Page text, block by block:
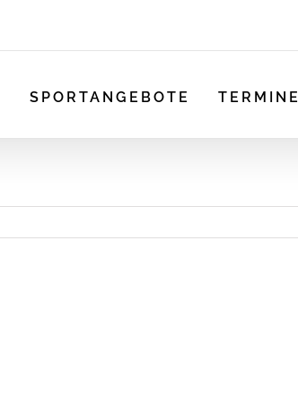
SPORTANGEBOTE TERMINE